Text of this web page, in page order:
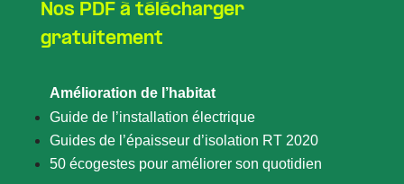
Nos PDF à télécharger
gratuitement
Amélioration de l’habitat
Guide de l’installation électrique
Guides de l’épaisseur d’isolation RT 2020
50 écogestes pour améliorer son quotidien